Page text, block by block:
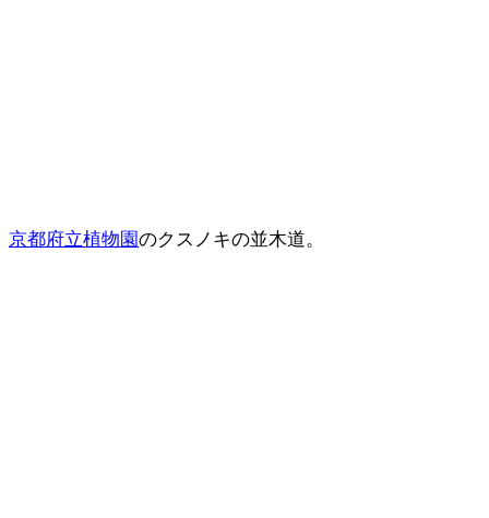
京都府立植物園のクスノキの並木道。